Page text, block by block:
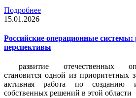
Подробнее
15.01.2026
Российские операционные системы:
перспективы
развитие отечественных
становится одной из приоритетных
активная работа по созданию
собственных решений в этой области